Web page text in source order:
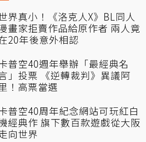
界真小！《洛克人X》BL同人
畫家拒賣作品給原作者 兩人竟
20年後意外相認
普空40週年舉辦「最經典名
」投票 《逆轉裁判》異議阿
！高票當選
普空40周年紀念網站可玩紅白
經典作 旗下數百款遊戲從大阪
向世界